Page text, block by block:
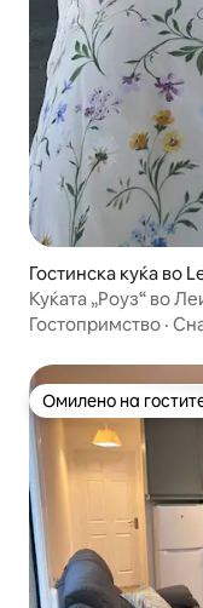
Гостинска куќа во
Куќата „Роуз“ во
Гостопримство ·
Омилено на
Омилено на